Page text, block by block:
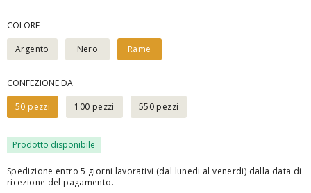
COLORE
Argento
Nero Rame
CONFEZIONE DA
50 pezzi
100 pezzi 550 pezzi
Prodotto disponibile
Spedizione entro 5 giorni lavorativi (dal lunedi al venerdi) dalla data di
ricezione del pagamento.